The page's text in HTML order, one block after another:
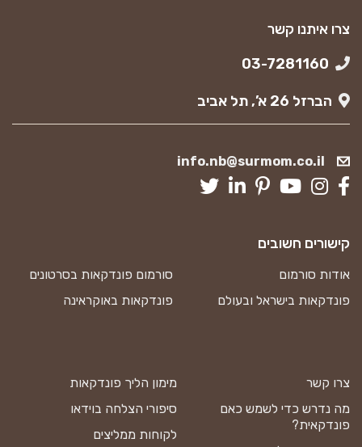
צרו איתנו קשר
הברזל 26 א’, תל אביב
info.nb@surmom.co.il
צרו קשר
מה נדרש כדי לשמש כאם
פונדקאית?
מימון הליך פונדקאות
סיפורי הצלחה בוידאו
לקוחות ממליצים
קישורים חשובים
אודות סורמום
סורמום פונדקאות בסרטונים
פונדקאות בישראל ובעולם
פונדקאות באוקראינה